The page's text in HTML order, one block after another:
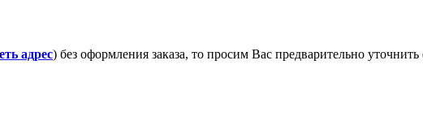
адрес) без оформления заказа, то просим Вас предварительно